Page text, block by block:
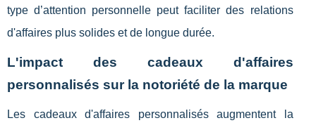
type d’attention personnelle peut faciliter des relations
d'affaires plus solides et de longue durée.
L'impact des cadeaux d'affaires
personnalisés sur la notoriété de la marque
Les cadeaux d'affaires personnalisés augmentent la